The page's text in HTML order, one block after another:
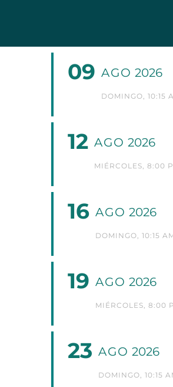
09 AGO 2026
DOMINGO, 10:15
12 AGO 2026
MIÉRCOLES, 8:00
16 AGO 2026
DOMINGO, 10:15
19 AGO 2026
MIÉRCOLES, 8:00
23 AGO 2026
DOMINGO, 10:15